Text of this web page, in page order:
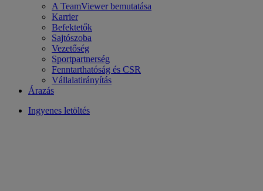
A TeamViewer bemutatása
Karrier
Befektetők
Sajtószoba
Vezetőség
Sportpartnerség
Fenntarthatóság és CSR
Vállalatirányítás
Árazás
Ingyenes letöltés